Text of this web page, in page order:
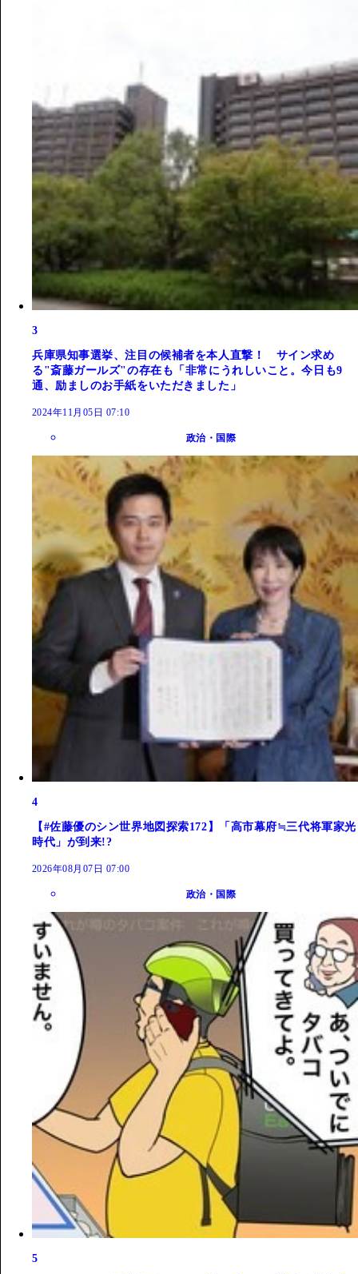
3
兵庫県知事選挙、注目の候補者を本人直撃！ サイン求め
る"斎藤ガールズ"の存在も「非常にうれしいこと。今日も9
通、励ましのお手紙をいただきました」
2024年11月05日 07:10
政治・国際
4
【#佐藤優のシン世界地図探索172】「高市幕府≒三代将軍家光
時代」が到来!?
2026年08月07日 07:00
政治・国際
5